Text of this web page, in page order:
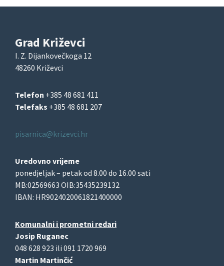
Grad Križevci
I. Z. Dijankovečkoga 12
48260 Križevci
Telefon +385 48 681 411
Telefaks +385 48 681 207
pisarnica@krizevci.hr
Uredovno vrijeme
ponedjeljak – petak od 8.00 do 16.00 sati
MB:02569663 OIB:35435239132
IBAN: HR9024020061821400000
Komunalni i prometni redari
Josip Ruganec
048 628 923 ili 091 1720 969
Martin Martinčić